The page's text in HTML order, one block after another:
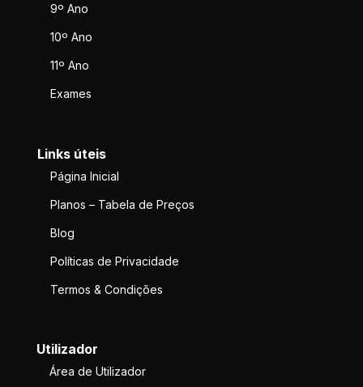
9º Ano
10º Ano
11º Ano
Exames
Links úteis
Página Inicial
Planos – Tabela de Preços
Blog
Políticas de Privacidade
Termos & Condições
Utilizador
Área de Utilizador